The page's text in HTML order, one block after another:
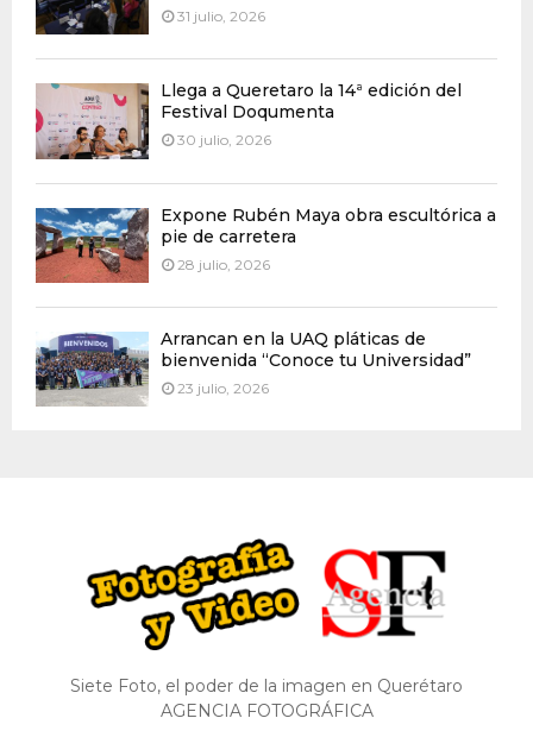
31 julio, 2026
Llega a Queretaro la 14ª edición del
Festival Doqumenta
30 julio, 2026
Expone Rubén Maya obra escultórica a
pie de carretera
28 julio, 2026
Arrancan en la UAQ pláticas de
bienvenida “Conoce tu Universidad”
23 julio, 2026
Siete Foto, el poder de la imagen en Querétaro
AGENCIA FOTOGRÁFICA